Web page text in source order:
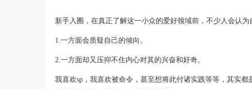
新手入圈，在真正了解这一小众的爱好领域前，不少人会认为
1.一方面会质疑自己的倾向。
2.一方面却又压抑不住内心对其的兴奋和好奇。
我喜欢sp，我喜欢被命令，甚至想将此付诸实践等等，其实